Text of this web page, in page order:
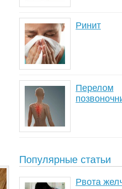
Ринит
Перелом
Популярные статьи
Рвота